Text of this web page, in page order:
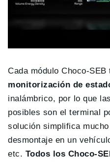
Cada módulo Choco-SEB
monitorización de
inalámbrico, por lo que
posibles son el terminal
solución simplifica
desmontaje en un
etc. Todos los Choco-